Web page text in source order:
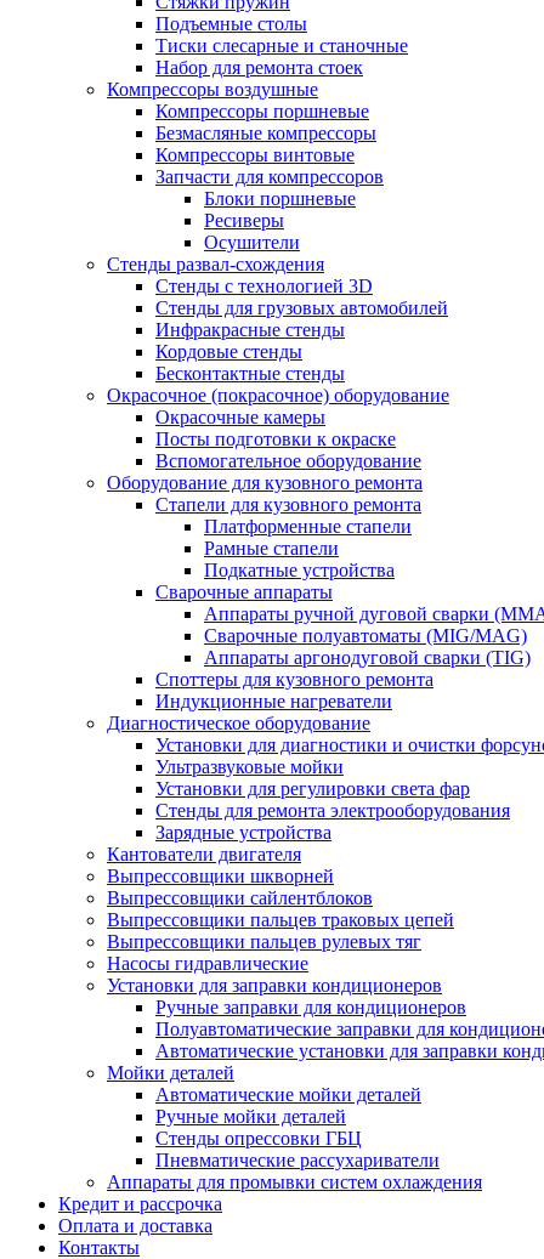
Подъемные столы
Тиски слесарные и станочные
Набор для ремонта стоек
Компрессоры воздушные
Компрессоры поршневые
Безмасляные компрессоры
Компрессоры винтовые
Запчасти для компрессоров
Блоки поршневые
Ресиверы
Осушители
Стенды развал-схождения
Стенды с технологией 3D
Стенды для грузовых автомобилей
Инфракрасные стенды
Кордовые стенды
Бесконтактные стенды
Окрасочное (покрасочное) оборудование
Окрасочные камеры
Посты подготовки к окраске
Вспомогательное оборудование
Оборудование для кузовного ремонта
Стапели для кузовного ремонта
Платформенные стапели
Рамные стапели
Подкатные устройства
Сварочные аппараты
Аппараты ручной дуговой сварки
Сварочные полуавтоматы (MIG/MAG)
Аппараты аргонодуговой сварки (TIG)
Споттеры для кузовного ремонта
Индукционные нагреватели
Диагностическое оборудование
Установки для диагностики и очистки
Ультразвуковые мойки
Установки для регулировки света фар
Стенды для ремонта электрооборудования
Зарядные устройства
Кантователи двигателя
Выпрессовщики шкворней
Выпрессовщики сайлентблоков
Выпрессовщики пальцев траковых цепей
Выпрессовщики пальцев рулевых тяг
Насосы гидравлические
Установки для заправки кондиционеров
Ручные заправки для кондиционеров
Полуавтоматические заправки для
Автоматические установки для заправки
Мойки деталей
Автоматические мойки деталей
Ручные мойки деталей
Стенды опрессовки ГБЦ
Пневматические рассухариватели
Аппараты для промывки систем охлаждения
Кредит и рассрочка
Оплата и доставка
Контакты